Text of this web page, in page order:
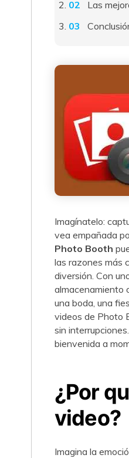
Las
Imagínatelo:
vea empañada
Photo Booth
las razones más
diversión. Con
almacenamiento
una boda, una
videos de Photo
sin
bienvenida a
¿Por
video?
Imagina la